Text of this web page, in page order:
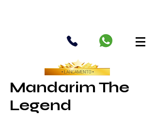
Mandarim The
Legend